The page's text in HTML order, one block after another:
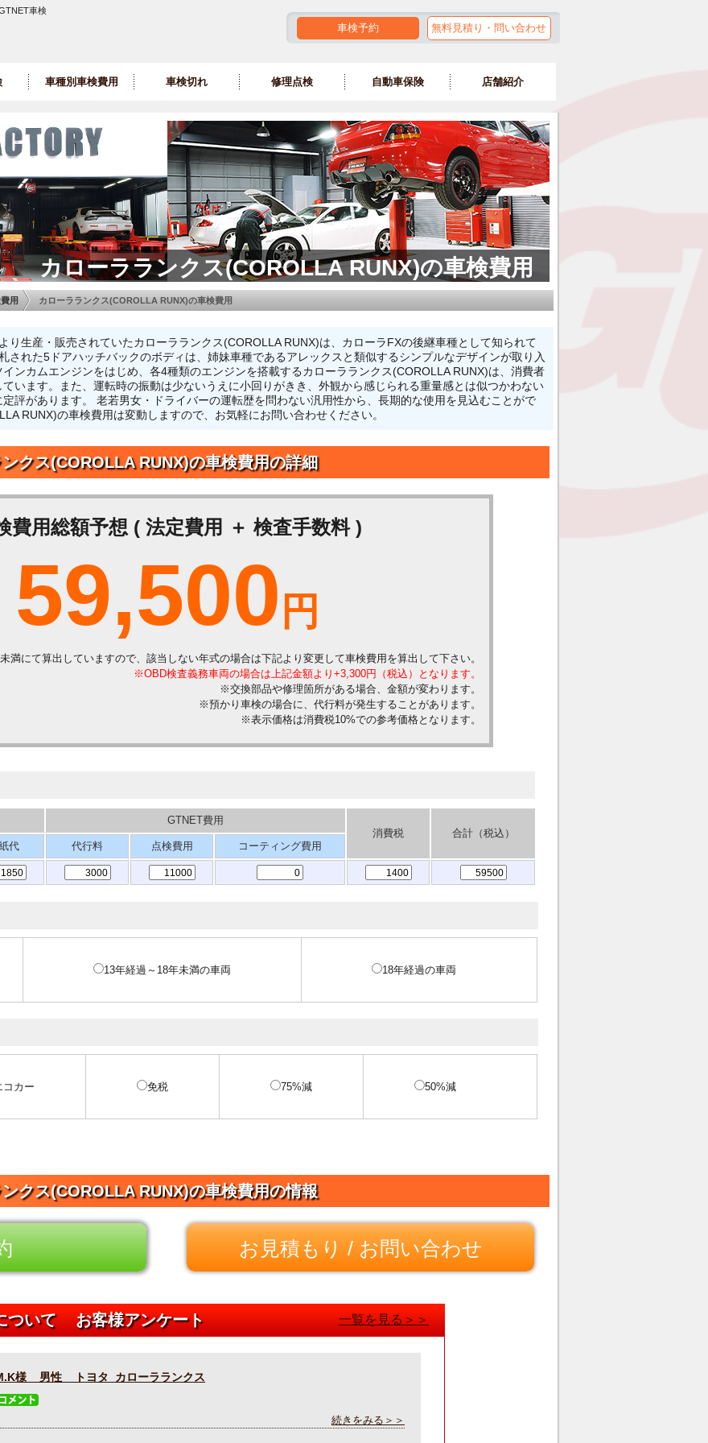
車検
車検予約 無料見積り・問い合わせ
車種別車検費用 車検切れ 修理点検 自動車保険 店舗紹介
カローラランクス(COROLLA RUNX)の車検費用
用 カローラランクス(COROLLA RUNX)の車検費用
り生産・販売されていたカローラランクス(COROLLA RUNX)は、カローラFXの後継車種として知られて
された5ドアハッチバックのボディは、姉妹車種であるアレックスと類似するシンプルなデザインが取り入
ンカムエンジンをはじめ、各4種類のエンジンを搭載するカローラランクス(COROLLA RUNX)は、消費者
います。また、運転時の振動は少ないうえに小回りがきき、外観から感じられる重量感とは似つかわない
評があります。 老若男女・ドライバーの運転歴を問わない汎用性から、長期的な使用を見込むことがで
RUNX)の車検費用は変動しますので、お気軽にお問い合わせください。
クス(COROLLA RUNX)の車検費用の詳細
費用総額予想 ( 法定費用 ＋ 検査手数料 )
59,500 円
満にて算出していますので、該当しない年式の場合は下記より変更して車検費用を算出して下さい。
※OBD検査義務車両の場合は上記金額より+3,300円（税込）となります。
※交換部品や修理箇所がある場合、金額が変わります。
※預かり車検の場合に、代行料が発生することがあります。
※表示価格は消費税10%での参考価格となります。
GTNET費用
消費税
合計（税込）
代 代行料 点検費用 コーティング費用
13年経過～18年未満の車両 18年経過の車両
コカー 免税 75%減 50%減
クス(COROLLA RUNX)の車検費用の情報
お見積もり / お問い合わせ
ついて お客様アンケート 一覧を見る＞＞
様 男性 トヨタ カローラランクス
続きをみる＞＞